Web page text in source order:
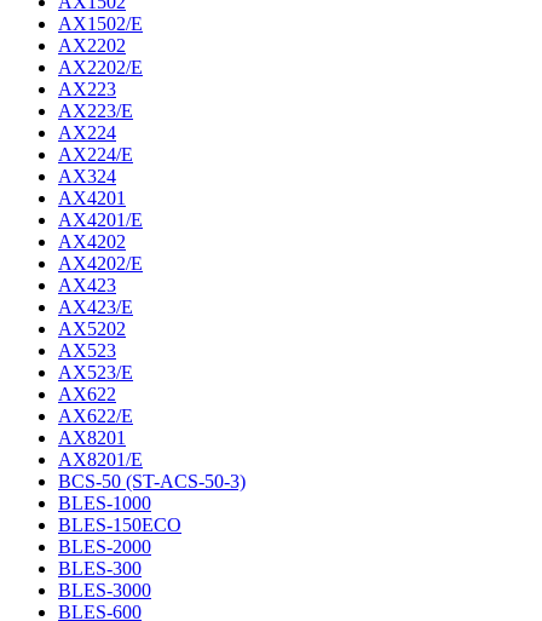
AX1502/E
AX2202
AX2202/E
AX223
AX223/E
AX224
AX224/E
AX324
AX4201
AX4201/E
AX4202
AX4202/E
AX423
AX423/E
AX5202
AX523
AX523/E
AX622
AX622/E
AX8201
AX8201/E
BCS-50 (ST-ACS-50-3)
BLES-1000
BLES-150ECO
BLES-2000
BLES-300
BLES-3000
BLES-600